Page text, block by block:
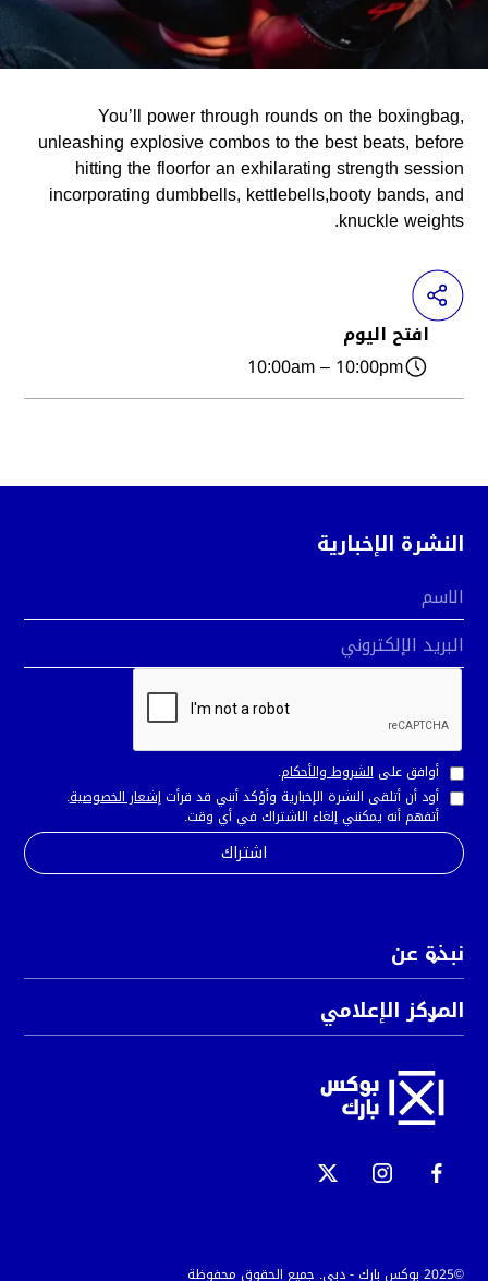
افتح اليوم
10:00am – 10:00pm
You’ll power through rounds on the boxingbag,
unleashing explosive combos to the best beats, before
hitting the floorfor an exhilarating strength session
incorporating dumbbells, kettlebells,booty bands, and
knuckle weights.
نبذة عن
المركز الإعلامي
النشرة الإخبارية
الاسم
البريد الإلكتروني
أوافق علىالشروط والأحكام.
أود أن أتلقى النشرة الإخبارية وأؤكد أنني قد قرأتإشعار الخصوصية.
أتفهم أنه يمكنني إلغاء الاشتراك في أي وقت.
©2025 بوكس بارك - دبي. جميع الحقوق محفوظة